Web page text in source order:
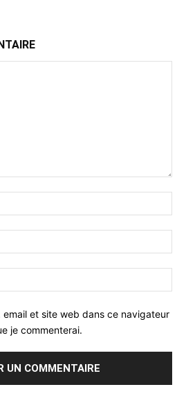
email et site web dans ce navigateur
je commenterai.